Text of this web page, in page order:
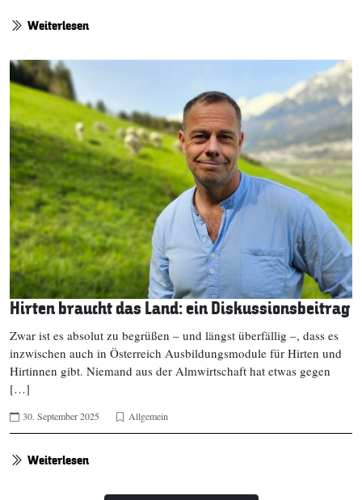
Weiterlesen
Hirten braucht das Land: ein Diskussionsbeitrag
Zwar ist es absolut zu begrüßen – und längst überfällig –, dass es
inzwischen auch in Österreich Ausbildungsmodule für Hirten und
Hirtinnen gibt. Niemand aus der Almwirtschaft hat etwas gegen
[…]
30. September 2025 Allgemein
Weiterlesen